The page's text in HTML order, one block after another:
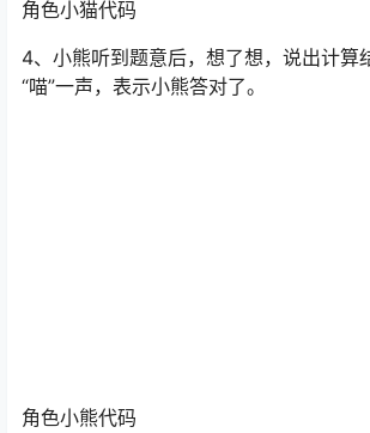
角色小猫代码
4、小熊听到题意后，想了想，说出计算
“喵”一声，表示小熊答对了。
角色小熊代码